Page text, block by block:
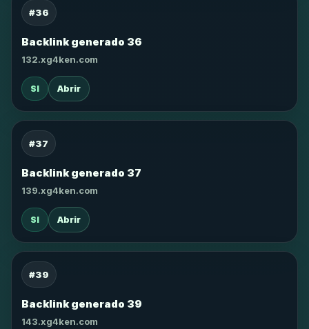
#36
Backlink generado 36
132.xg4ken.com
SI Abrir
#37
Backlink generado 37
139.xg4ken.com
SI Abrir
#39
Backlink generado 39
143.xg4ken.com